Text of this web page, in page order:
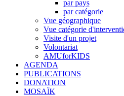
par pays
par catégorie
Vue géographique
Vue catégorie
Visite d'un projet
Volontariat
AMUforKIDS
AGENDA
PUBLICATIONS
DONATION
MOSAÏK